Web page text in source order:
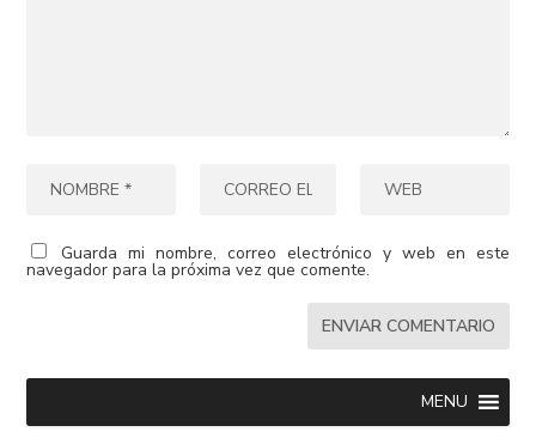
Guarda mi nombre, correo electrónico y web en este
navegador para la próxima vez que comente.
MENU